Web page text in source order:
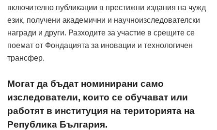
включително публикации в престижни издания на чужд
език, получени академични и научноизследователски
награди и други. Разходите за участие в срещите се
поемат от Фондацията за иновации и технологичен
трансфер.
Могат да бъдат номинирани само
изследователи, които се обучават или
работят в институция на територията на
Република България.